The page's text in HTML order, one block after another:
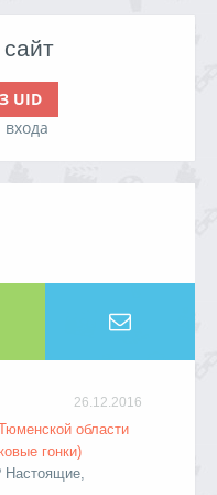
UID
26.12.2016
области
гонки)
Настоящие,